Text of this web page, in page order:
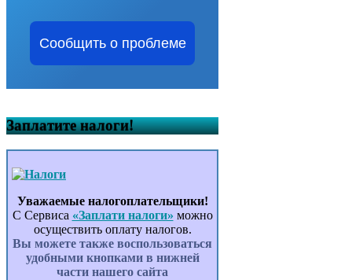
Сообщить о проблеме
Заплатите налоги!
Уважаемые налогоплательщики!
С Сервиса «Заплати налоги» можно
осуществить оплату налогов.
Вы можете также воспользоваться
удобными кнопками в нижней
части нашего сайта